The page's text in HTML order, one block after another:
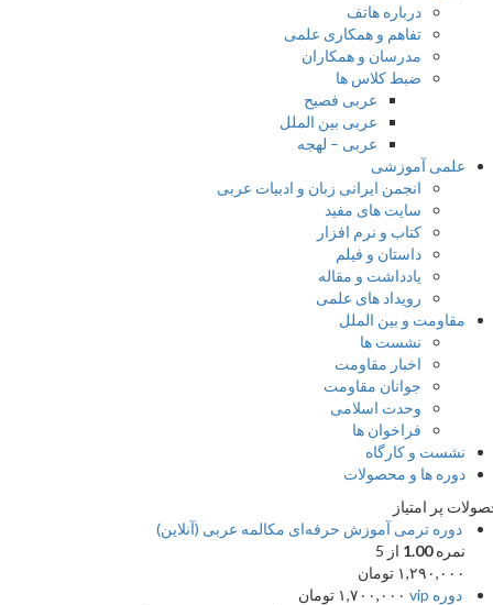
درباره هاتف
تفاهم و همکاری علمی
مدرسان و همکاران
ضبط کلاس ها
عربی فصیح
عربی بین الملل
عربی – لهجه
علمی آموزشی
انجمن ایرانی زبان و ادبیات عربی
سایت های مفید
کتاب و نرم افزار
داستان و فیلم
یادداشت و مقاله
رویداد های علمی
مقاومت و بین الملل
نشست ها
اخبار مقاومت
جوانان مقاومت
وحدت اسلامی
فراخوان ها
نشست و کارگاه
دوره ها و محصولات
پر امتیاز
دوره ترمی آموزش حرفه‌ای مکالمه عربی (آنلاین)
نمره1.00از 5
۱,۲۹۰,۰۰۰تومان
دوره vip
۱,۷۰۰,۰۰۰تومان